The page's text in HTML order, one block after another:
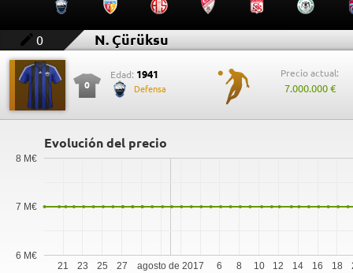
0 N. Çürüksu
0
Edad: 1941
Defensa
Precio actual:
7.000.000 €
Evolución del precio
agosto de 2017
21 23 25 27 6 8 10 12 14 16 18
6 M€
7 M€
8 M€